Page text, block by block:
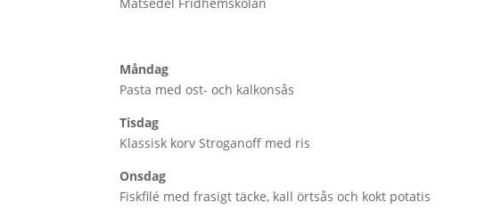
Måndag
Pasta med ost- och kalkonsås
Tisdag
Klassisk korv Stroganoff med ris
Onsdag
Fiskfilé med frasigt täcke, kall örtsås och kokt potatis